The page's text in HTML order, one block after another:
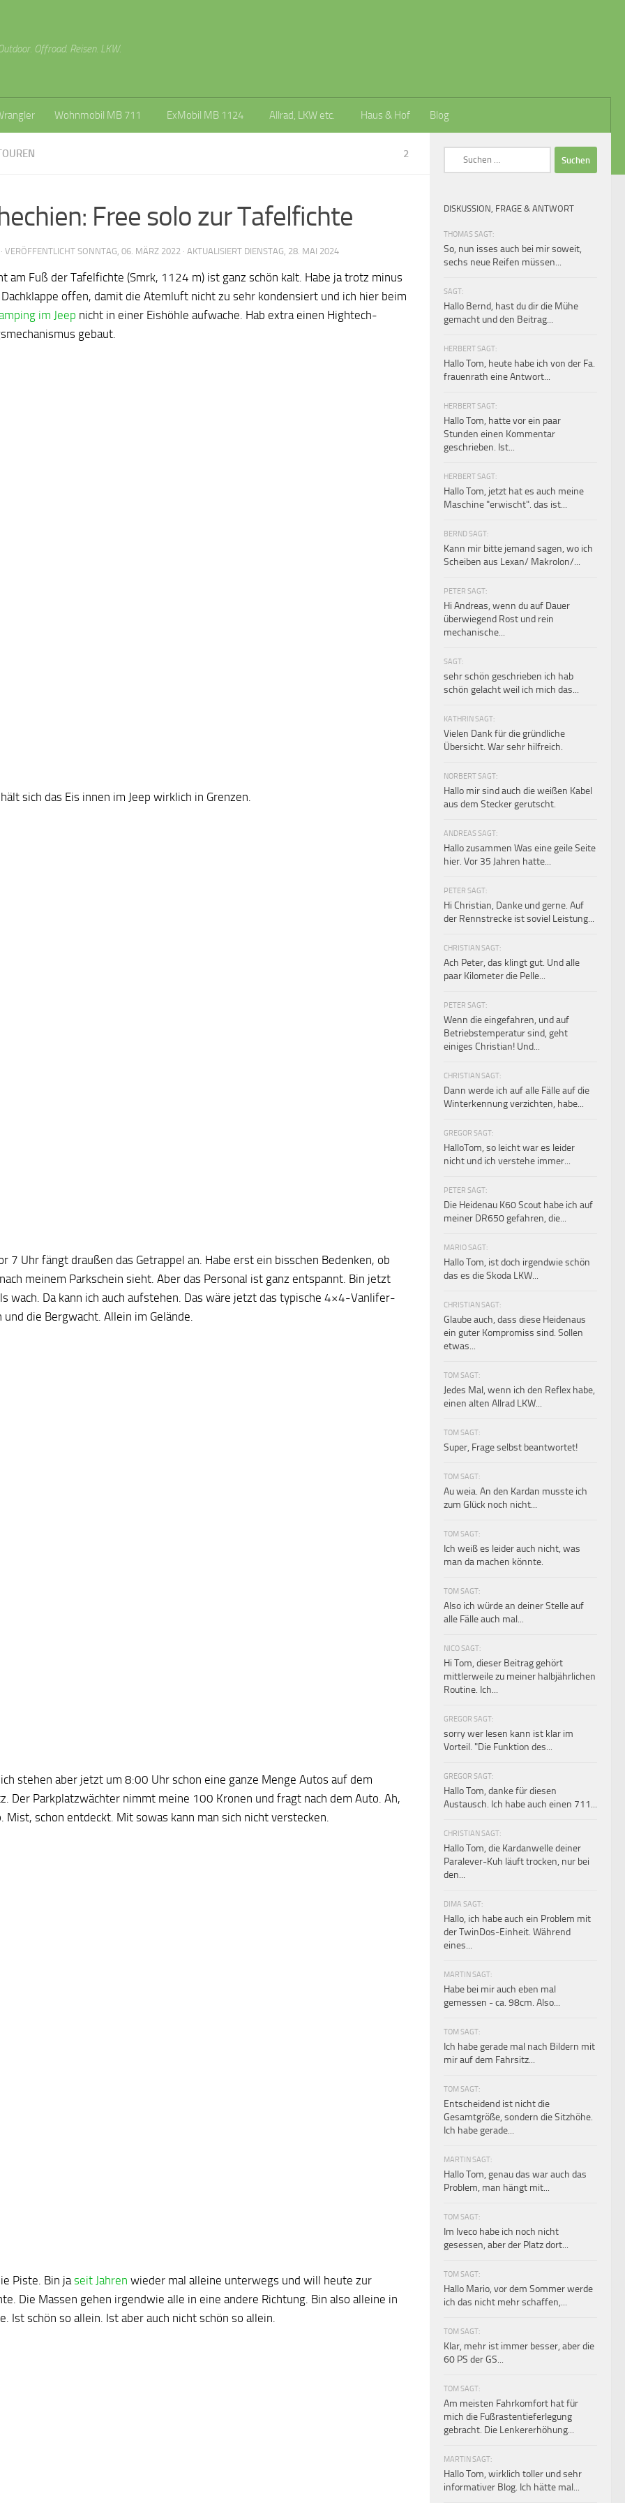
Offroad. Reisen. LKW.
Wohnmobil MB 711 ExMobil MB 1124 Allrad, LKW etc. Haus & Hof Blog
2
Free solo zur Tafelfichte
· VERÖFFENTLICHT SONNTAG, 06. MÄRZ 2022 · AKTUALISIERT DIENSTAG, 28. MAI 2024
am Fuß der Tafelfichte (Smrk, 1124 m) ist ganz schön kalt. Habe ja trotz minus
offen, damit die Atemluft nicht zu sehr kondensiert und ich hier beim
im Jeep nicht in einer Eishöhle aufwache. Hab extra einen Hightech-
gebaut.
sich das Eis innen im Jeep wirklich in Grenzen.
7 Uhr fängt draußen das Getrappel an. Habe erst ein bisschen Bedenken, ob
meinem Parkschein sieht. Aber das Personal ist ganz entspannt. Bin jetzt
wach. Da kann ich auch aufstehen. Das wäre jetzt das typische 4×4-Vanlifer-
und die Bergwacht. Allein im Gelände.
stehen aber jetzt um 8:00 Uhr schon eine ganze Menge Autos auf dem
Der Parkplatzwächter nimmt meine 100 Kronen und fragt nach dem Auto. Ah,
Mist, schon entdeckt. Mit sowas kann man sich nicht verstecken.
Piste. Bin jaseit Jahren wieder mal alleine unterwegs und will heute zur
Die Massen gehen irgendwie alle in eine andere Richtung. Bin also alleine in
Ist schön so allein. Ist aber auch nicht schön so allein.
DISKUSSION, FRAGE & ANTWORT
THOMAS SAGT:
So, nun isses auch bei mir soweit,
sechs neue Reifen müssen...
SAGT:
Hallo Bernd, hast du dir die Mühe
gemacht und den Beitrag...
HERBERT SAGT:
Hallo Tom, heute habe ich von der Fa.
frauenrath eine Antwort...
HERBERT SAGT:
Hallo Tom, hatte vor ein paar
Stunden einen Kommentar
geschrieben. Ist...
HERBERT SAGT:
Hallo Tom, jetzt hat es auch meine
Maschine "erwischt". das ist...
BERND SAGT:
Kann mir bitte jemand sagen, wo ich
Scheiben aus Lexan/ Makrolon/...
PETER SAGT:
Hi Andreas, wenn du auf Dauer
überwiegend Rost und rein
mechanische...
SAGT:
sehr schön geschrieben ich hab
schön gelacht weil ich mich das...
KATHRIN SAGT:
Vielen Dank für die gründliche
Übersicht. War sehr hilfreich.
NORBERT SAGT:
Hallo mir sind auch die weißen Kabel
aus dem Stecker gerutscht.
ANDREAS SAGT:
Hallo zusammen Was eine geile Seite
hier. Vor 35 Jahren hatte...
PETER SAGT:
Hi Christian, Danke und gerne. Auf
der Rennstrecke ist soviel Leistung...
CHRISTIAN SAGT:
Ach Peter, das klingt gut. Und alle
paar Kilometer die Pelle...
PETER SAGT:
Wenn die eingefahren, und auf
Betriebstemperatur sind, geht
einiges Christian! Und...
CHRISTIAN SAGT:
Dann werde ich auf alle Fälle auf die
Winterkennung verzichten, habe...
GREGOR SAGT:
HalloTom, so leicht war es leider
nicht und ich verstehe immer...
PETER SAGT:
Die Heidenau K60 Scout habe ich auf
meiner DR650 gefahren, die...
MARIO SAGT:
Hallo Tom, ist doch irgendwie schön
das es die Skoda LKW...
CHRISTIAN SAGT:
Glaube auch, dass diese Heidenaus
ein guter Kompromiss sind. Sollen
etwas...
TOM SAGT:
Jedes Mal, wenn ich den Reflex habe,
einen alten Allrad LKW...
TOM SAGT:
Super, Frage selbst beantwortet!
TOM SAGT:
Au weia. An den Kardan musste ich
zum Glück noch nicht...
TOM SAGT:
Ich weiß es leider auch nicht, was
man da machen könnte.
TOM SAGT:
Also ich würde an deiner Stelle auf
alle Fälle auch mal...
NICO SAGT:
Hi Tom, dieser Beitrag gehört
mittlerweile zu meiner halbjährlichen
Routine. Ich...
GREGOR SAGT:
sorry wer lesen kann ist klar im
Vorteil. "Die Funktion des...
GREGOR SAGT:
Hallo Tom, danke für diesen
Austausch. Ich habe auch einen 711...
CHRISTIAN SAGT:
Hallo Tom, die Kardanwelle deiner
Paralever-Kuh läuft trocken, nur bei
den...
DIMA SAGT:
Hallo, ich habe auch ein Problem mit
der TwinDos-Einheit. Während
eines...
MARTIN SAGT:
Habe bei mir auch eben mal
gemessen - ca. 98cm. Also...
TOM SAGT:
Ich habe gerade mal nach Bildern mit
mir auf dem Fahrsitz...
TOM SAGT:
Entscheidend ist nicht die
Gesamtgröße, sondern die Sitzhöhe.
Ich habe gerade...
MARTIN SAGT:
Hallo Tom, genau das war auch das
Problem, man hängt mit...
TOM SAGT:
Im Iveco habe ich noch nicht
gesessen, aber der Platz dort...
TOM SAGT:
Hallo Mario, vor dem Sommer werde
ich das nicht mehr schaffen,...
TOM SAGT:
Klar, mehr ist immer besser, aber die
60 PS der GS...
TOM SAGT:
Am meisten Fahrkomfort hat für
mich die Fußrastentieferlegung
gebracht. Die Lenkererhöhung...
MARTIN SAGT:
Hallo Tom, wirklich toller und sehr
informativer Blog. Ich hätte mal...